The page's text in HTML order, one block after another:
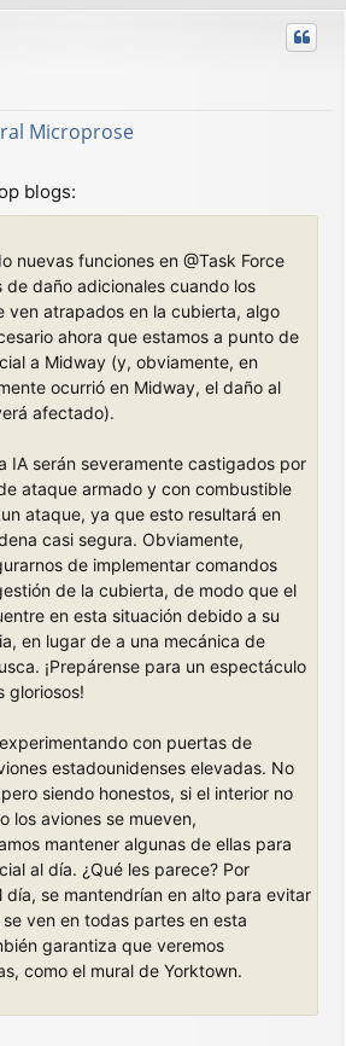
r
Microprose
blogs:
nuevas funciones en @Task Force
daño adicionales cuando los
ven atrapados en la cubierta, algo
ahora que estamos a punto de
a Midway (y, obviamente, en
ocurrió en Midway, el daño al
afectado).
IA serán severamente castigados por
ataque armado y con combustible
ataque, ya que esto resultará en
casi segura. Obviamente,
de implementar comandos
de la cubierta, de modo que el
en esta situación debido a su
en lugar de a una mecánica de
¡Prepárense para un espectáculo
gloriosos!
con puertas de
estadounidenses elevadas. No
siendo honestos, si el interior no
los aviones se mueven,
mantener algunas de ellas para
al día. ¿Qué les parece? Por
día, se mantendrían en alto para evitar
ven en todas partes en esta
garantiza que veremos
como el mural de Yorktown.